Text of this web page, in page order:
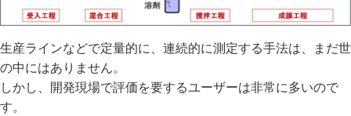
生産ラインなどで定量的に、連続的に測定する手法は、まだ世
の中にはありません。
しかし、開発現場で評価を要するユーザーは非常に多いので
す。